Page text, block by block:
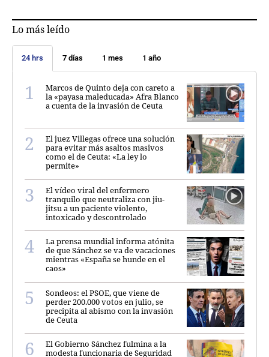
Lo más leído
24 hrs 7 días 1 mes 1 año
Marcos de Quinto deja con careto a
la «payasa maleducada» Afra Blanco
a cuenta de la invasión de Ceuta
El juez Villegas ofrece una solución
para evitar más asaltos masivos
como el de Ceuta: «La ley lo
permite»
El vídeo viral del enfermero
tranquilo que neutraliza con jiu-
jitsu a un paciente violento,
intoxicado y descontrolado
La prensa mundial informa atónita
de que Sánchez se va de vacaciones
mientras «España se hunde en el
caos»
Sondeos: el PSOE, que viene de
perder 200.000 votos en julio, se
precipita al abismo con la invasión
de Ceuta
El Gobierno Sánchez fulmina a la
modesta funcionaria de Seguridad